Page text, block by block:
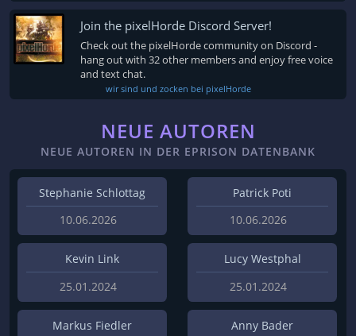
Join the pixelHorde Discord Server!
Check out the pixelHorde community on Discord -
hang out with 32 other members and enjoy free voice
and text chat.
wir sind und zocken bei pixelHorde
NEUE AUTOREN
NEUE AUTOREN IN DER EPRISON DATENBANK
Stephanie Schlottag
10.06.2026
Patrick Poti
10.06.2026
Kevin Link
25.01.2024
Lucy Westphal
25.01.2024
Markus Fiedler Anny Bader